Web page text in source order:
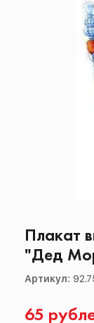
Плакат
"Дед
Артикул:
65